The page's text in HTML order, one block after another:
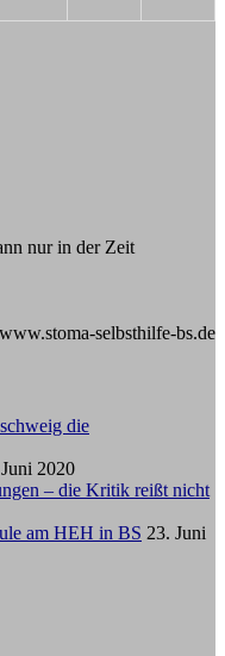
nur in der Zeit
selbsthilfe-bs.de
die
2020
– die Kritik reißt nicht
am HEH in BS 23. Juni